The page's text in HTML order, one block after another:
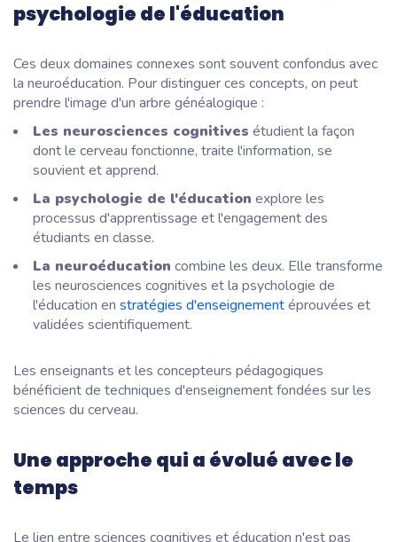
psychologie de l'éducation
Ces deux domaines connexes sont souvent confondus avec
la neuroéducation. Pour distinguer ces concepts, on peut
prendre l'image d'un arbre généalogique :
Les neurosciences cognitives étudient la façon
dont le cerveau fonctionne, traite l'information, se
souvient et apprend.
La psychologie de l'éducation explore les
processus d'apprentissage et l'engagement des
étudiants en classe.
La neuroéducation combine les deux. Elle transforme
les neurosciences cognitives et la psychologie de
l'éducation en stratégies d'enseignementéprouvées et
validées scientifiquement.
Les enseignants et les concepteurs pédagogiques
bénéficient de techniques d'enseignement fondées sur les
sciences du cerveau.
Une approche qui a évolué avec le
temps
Le lien entre sciences cognitives et éducation n'est pas